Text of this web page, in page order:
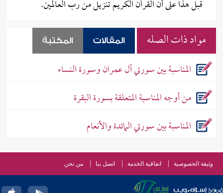
قبل هذا على أن القرآن الكريم تنزيل من رب العالمين.
مواد ذات الصله المقالات المكتبة
المناسبة بين سورتي آل عمران وسورة النساء
من أوجه المناسبة المتعلقة بسورة البقرة
المناسبة بين سورتي المائدة والأنعام
وثيقة الخصوصية اتفاقية الخدمة اتصل بنا من نحن